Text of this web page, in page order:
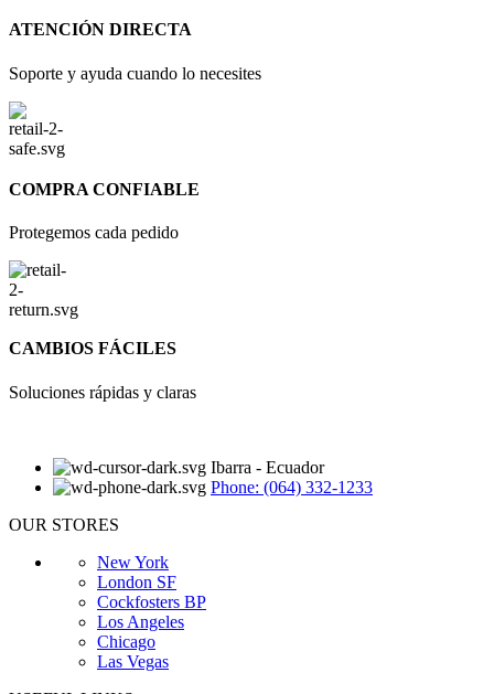
ATENCIÓN DIRECTA
Soporte y ayuda cuando lo necesites
COMPRA CONFIABLE
Protegemos cada pedido
CAMBIOS FÁCILES
Soluciones rápidas y claras
Ibarra - Ecuador
Phone: (064) 332-1233
OUR STORES
New York
London SF
Cockfosters BP
Los Angeles
Chicago
Las Vegas